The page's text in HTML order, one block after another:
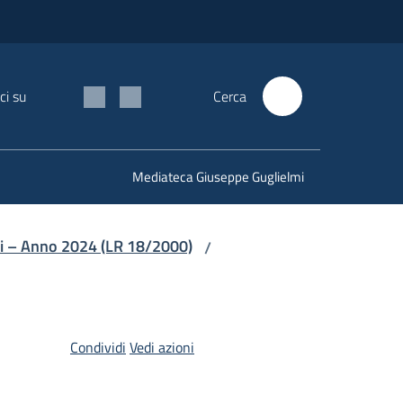
su Cerca
Mediateca Giuseppe Guglielmi
– Anno 2024 (LR 18/2000) /
Condividi Vedi azioni